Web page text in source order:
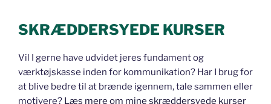
SKRÆDDERSYEDE KURSER
Vil I gerne have udvidet jeres fundament og
værktøjskasse inden for kommunikation? Har I brug for
at blive bedre til at brænde igennem, tale sammen eller
motivere? Læs mere om mine skræddersyede kurser